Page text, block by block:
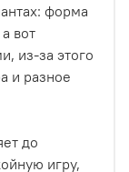
форма
вот
из-за этого
и разное
до
игру,